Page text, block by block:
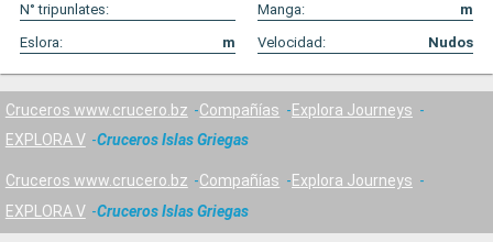
N° tripunlates:
Manga:
m
Eslora:
m Velocidad: Nudos
Cruceros www.crucero.bz Compañías
Explora Journeys
EXPLORA V
Cruceros Islas Griegas
Cruceros www.crucero.bz Compañías
Explora Journeys
EXPLORA V
Cruceros Islas Griegas